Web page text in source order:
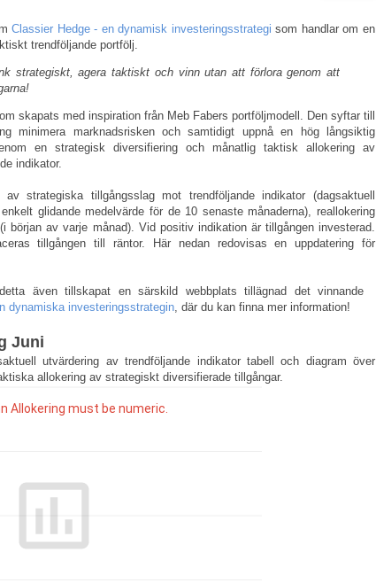
Classier Hedge - en dynamisk investeringsstrategi som handlar om en
trendföljande portfölj.
strategiskt, agera taktiskt och vinn utan att förlora genom att
skapats med inspiration från Meb Fabers portföljmodell. Den syftar till
minimera marknadsrisken och samtidigt uppnå en hög långsiktig
en strategisk diversifiering och månatlig taktisk allokering av
indikator.
av strategiska tillgångsslag mot trendföljande indikator (dagsaktuell
glidande medelvärde för de 10 senaste månaderna), reallokering
början av varje månad). Vid positiv indikation är tillgången investerad.
tillgången till räntor. Här nedan redovisas en uppdatering för
även tillskapat en särskild webbplats tillägnad det vinnande
dynamiska investeringsstrategin, där du kan finna mer information!
Juni
utvärdering av trendföljande indikator tabell och diagram över
allokering av strategiskt diversifierade tillgångar.